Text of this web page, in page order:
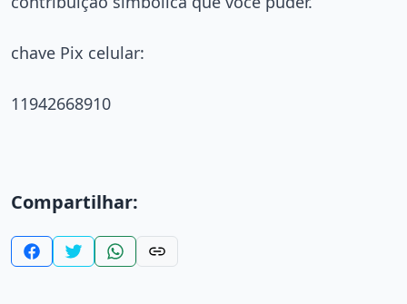
chave Pix celular:
11942668910
Compartilhar: